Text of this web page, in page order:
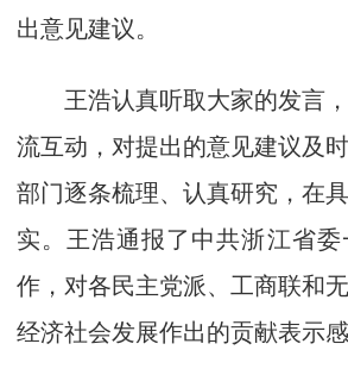
出意见建议。
王浩认真听取大家的发言，
流互动，对提出的意见建议及
部门逐条梳理、认真研究，在
实。王浩通报了中共浙江省
作，对各民主党派、工商联和
经济社会发展作出的贡献表示感